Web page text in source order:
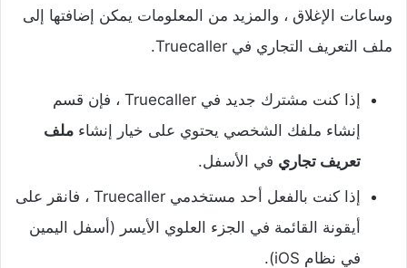
وساعات الإغلاق ، والمزيد من المعلومات يمكن إضافتها إلى
ملف التعريف التجاري في Truecaller.
إذا كنت مشترك جديد في Truecaller ، فإن قسم
إنشاء ملفك الشخصي يحتوي على خيار إنشاء ملف
تعريف تجاري في الأسفل.
إذا كنت بالفعل أحد مستخدمي Truecaller ، فانقر على
أيقونة القائمة في الجزء العلوي الأيسر (أسفل اليمين
في نظام iOS).